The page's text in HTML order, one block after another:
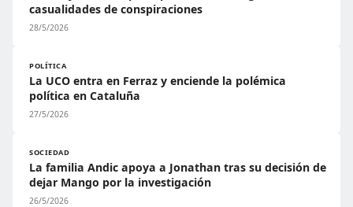
casualidades de conspiraciones
28/5/2026
POLÍTICA
La UCO entra en Ferraz y enciende la polémica
política en Cataluña
27/5/2026
SOCIEDAD
La familia Andic apoya a Jonathan tras su decisión de
dejar Mango por la investigación
26/5/2026